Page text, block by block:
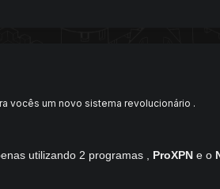
vocês um novo sistema revolucionário .
utilizando 2 programas , ProXPN e o